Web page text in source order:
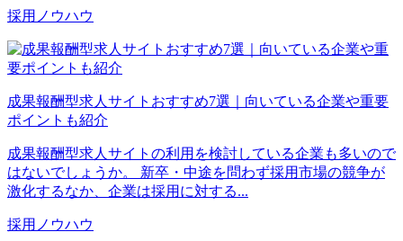
採用ノウハウ
成果報酬型求人サイトおすすめ7選｜向いている企業や重要
ポイントも紹介
成果報酬型求人サイトの利用を検討している企業も多いので
はないでしょうか。 新卒・中途を問わず採用市場の競争が
激化するなか、企業は採用に対する...
採用ノウハウ